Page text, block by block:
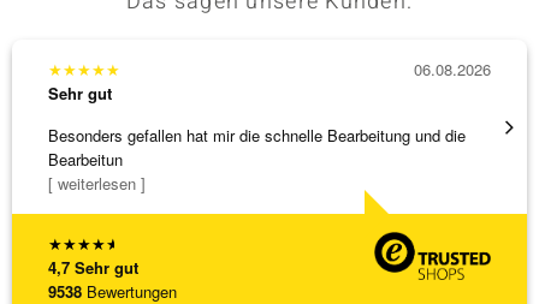
★★★★★
4,7 Sehr gut
9538 Bewertungen
★★★★★
Sehr gut
Besonders gefallen hat mir die schnelle Bearbeitung und die
Bearbeitun
[ weiterlesen ]
06.08.2026